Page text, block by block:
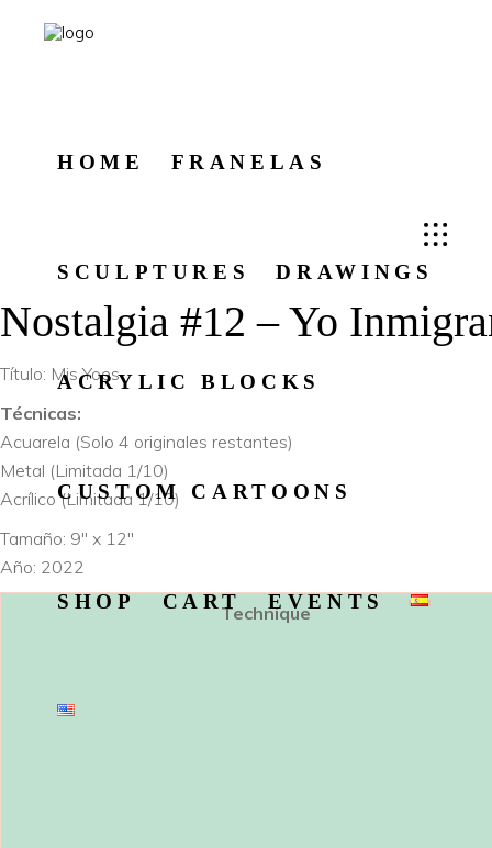
HOME FRANELAS
SCULPTURES DRAWINGS
ACRYLIC BLOCKS
CUSTOM CARTOONS
SHOP CART EVENTS
Nostalgia #12 – Yo
Título: Mis Yoes
Técnicas:
Acuarela (Solo 4 originales restantes)
Metal (Limitada 1/10)
Acrílico (Limitada 1/10)
Tamaño: 9″ x 12″
Año: 2022
Technique